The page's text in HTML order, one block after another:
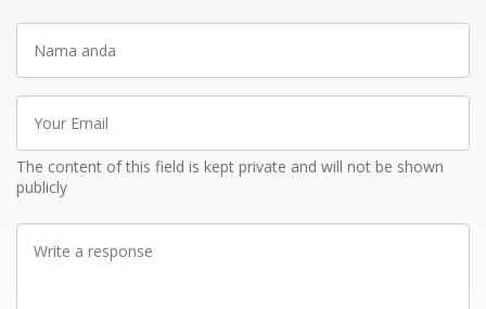
anda
Email
The content of this field is kept private and will not be shown
publicly